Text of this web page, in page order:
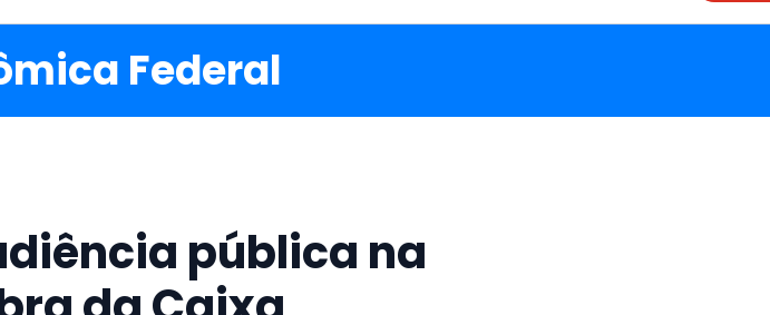
Federal
pública na